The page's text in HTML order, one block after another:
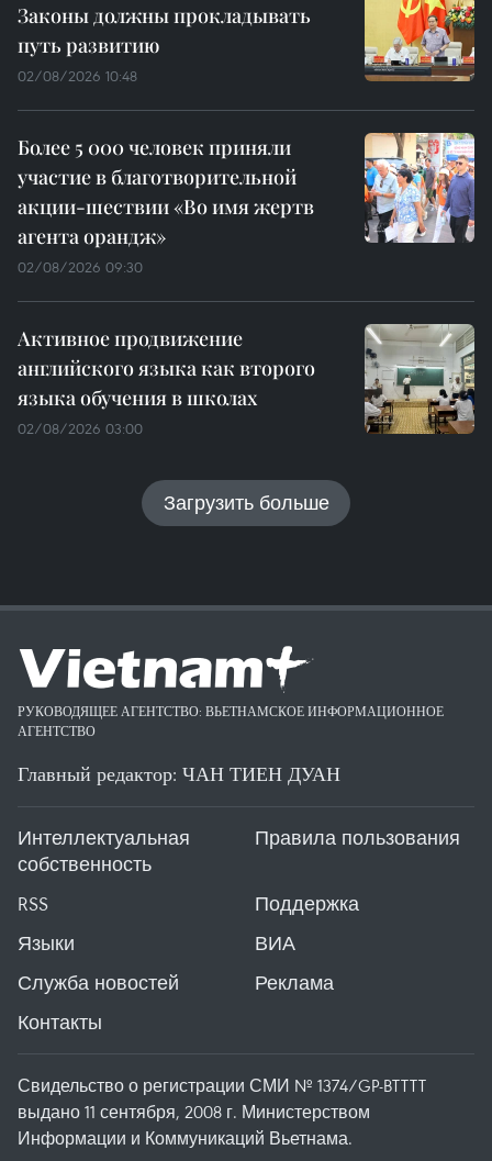
Законы должны прокладывать
путь развитию
02/08/2026 10:48
Более 5 000 человек приняли
участие в благотворительной
акции-шествии «Во имя жертв
агента орандж»
02/08/2026 09:30
Активное продвижение
английского языка как второго
языка обучения в школах
02/08/2026 03:00
Загрузить больше
РУКОВОДЯЩЕЕ АГЕНТСТВО: ВЬЕТНАМСКОЕ ИНФОРМАЦИОННОЕ
АГЕНТСТВО
Главный редактор: ЧАН ТИЕН ДУАН
Интеллектуальная
собственность
Правила пользования
RSS
Поддержка
Языки
ВИА
Служба новостей
Реклама
Контакты
Свидельство о регистрации СМИ № 1374/GP-BTTTT
выдано 11 сентября, 2008 г. Министерством
Информации и Коммуникаций Вьетнама.